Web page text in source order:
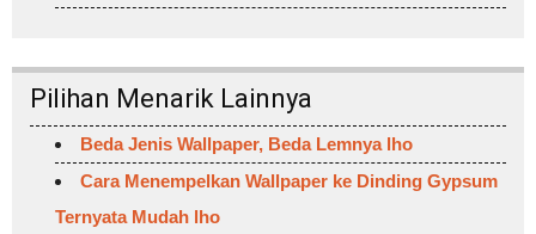
Pilihan Menarik Lainnya
Beda Jenis Wallpaper, Beda Lemnya lho
Cara Menempelkan Wallpaper ke Dinding Gypsum
Ternyata Mudah lho